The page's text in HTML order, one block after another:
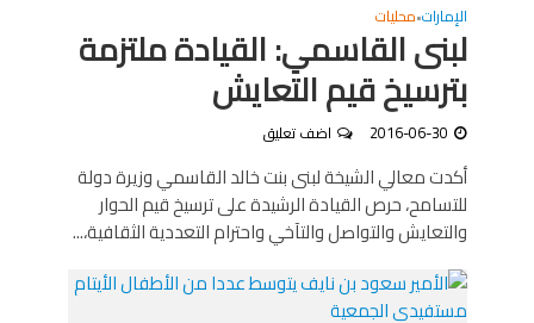
الإمارات•محليات
لبنى القاسمي: القيادة ملتزمة
بترسيخ قيم التعايش
2016-06-30 اضف تعليق
أكدت معالي الشيخة لبنى بنت خالد القاسمي وزيرة دولة
للتسامح، حرص القيادة الرشيدة على ترسيخ قيم الحوار
والتعايش والتواصل والتآخي واحترام التعددية الثقافية،...